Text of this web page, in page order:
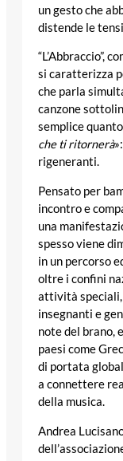
un gesto che
distende le
“L’Abbraccio”,
si caratterizza
che parla
canzone
semplice
che ti ritornerà
rigeneranti.
Pensato per
incontro e
una
spesso viene
in un percorso
oltre i confini
attività speciali,
insegnanti e
note del brano,
paesi come
di portata
a connettere
della musica.
Andrea